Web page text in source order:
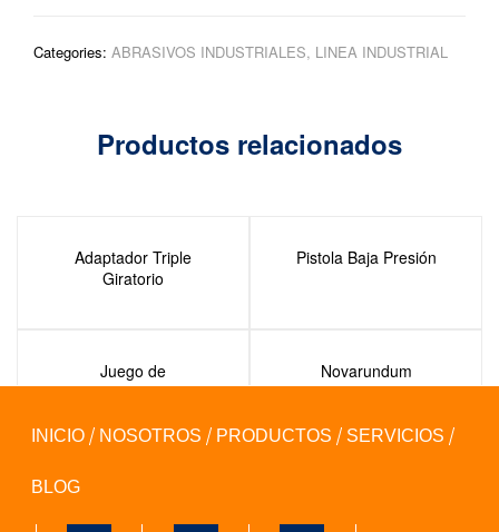
Categories: ABRASIVOS INDUSTRIALES, LINEA INDUSTRIAL
Productos relacionados
Adaptador Triple
Giratorio
Pistola Baja Presión
Juego de
Desarmadores
Novarundum
INICIO NOSOTROS PRODUCTOS SERVICIOS
BLOG